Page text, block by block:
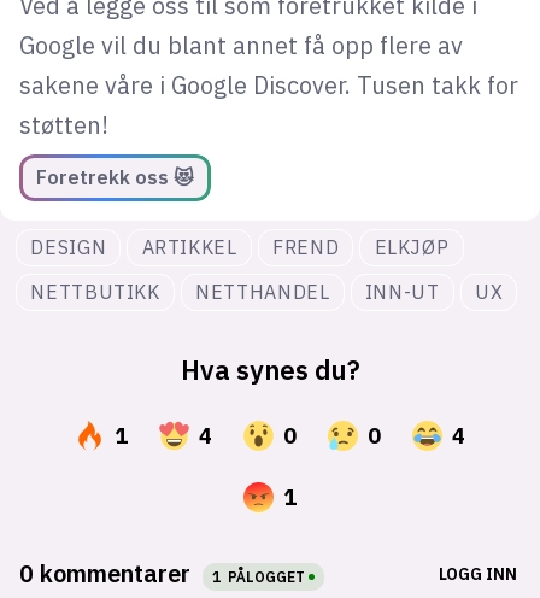
Google vil du blant annet få opp flere av
sakene våre i Google Discover. Tusen takk for
støtten!
Foretrekk oss 😻
DESIGN ARTIKKEL FREND
ELKJØP
NETTBUTIKK
NETTHANDEL INN-UT UX